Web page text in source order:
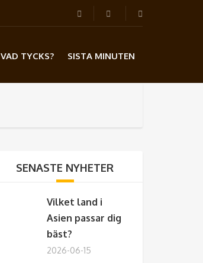
VAD TYCKS? SISTA MINUTEN
SENASTE NYHETER
Vilket land i
Asien passar dig
bäst?
2026-06-15